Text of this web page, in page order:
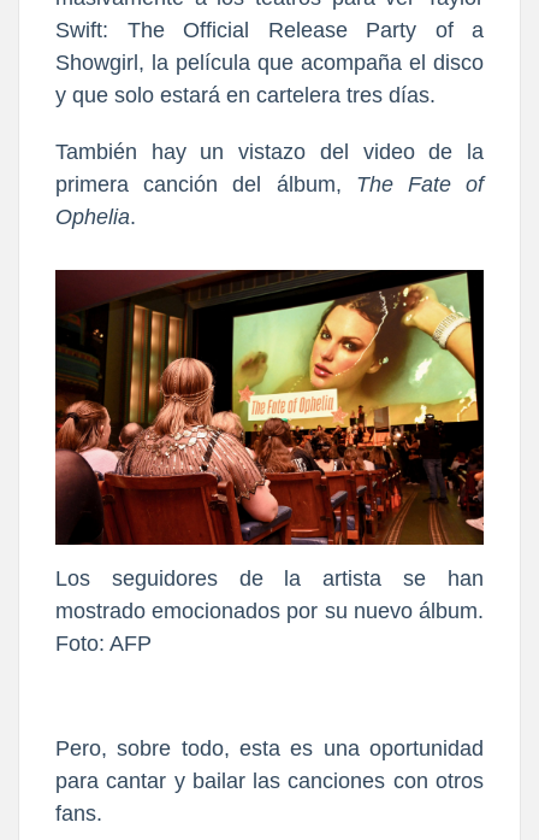
Swift: The Official Release Party of a
Showgirl, la película que acompaña el disco
y que solo estará en cartelera tres días.
También hay un vistazo del video de la
primera canción del álbum, The Fate of
Ophelia.
Los seguidores de la artista se han
mostrado emocionados por su nuevo álbum.
Foto: AFP
Pero, sobre todo, esta es una oportunidad
para cantar y bailar las canciones con otros
fans.